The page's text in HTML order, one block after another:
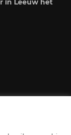
in Leeuw het